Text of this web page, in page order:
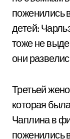
поженились
детей:
тоже не
они
Третьей
которая
Чаплина в
поженились